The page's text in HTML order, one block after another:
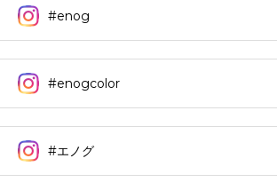
#enog
#enogcolor
#エノグ